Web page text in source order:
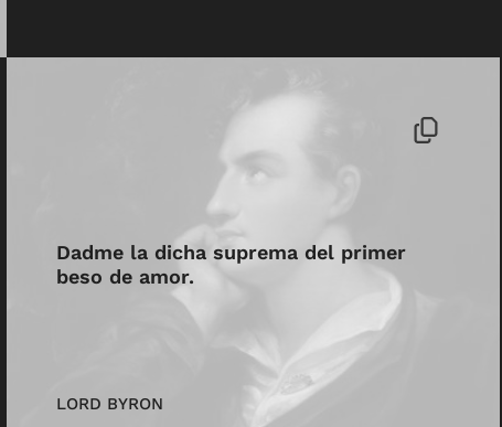
Dadme la dicha suprema del primer
beso de amor.
LORD BYRON